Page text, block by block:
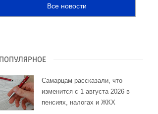
Все новости
ПОПУЛЯРНОЕ
Самарцам рассказали, что
изменится с 1 августа 2026 в
пенсиях, налогах и ЖКХ